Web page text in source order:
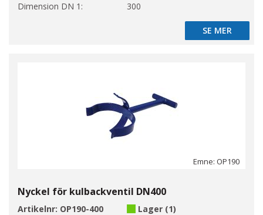
Dimension DN 1:
300
SE MER
SE MER
Emne: OP190
Nyckel för kulbackventil DN400
Artikelnr: OP190-400
Lager (1)